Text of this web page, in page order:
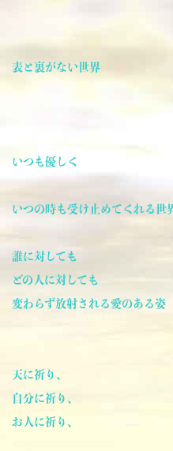
表と裏がない世界
いつも優しく
いつの時も受け止めてくれる世
誰に対しても
どの人に対しても
変わらず放射される愛のある姿
天に祈り、
自分に祈り、
お人に祈り、